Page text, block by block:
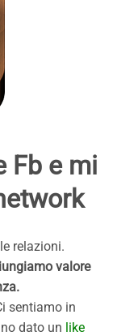
Fb e mi
relazioni.
valore
sentiamo in
dato un like